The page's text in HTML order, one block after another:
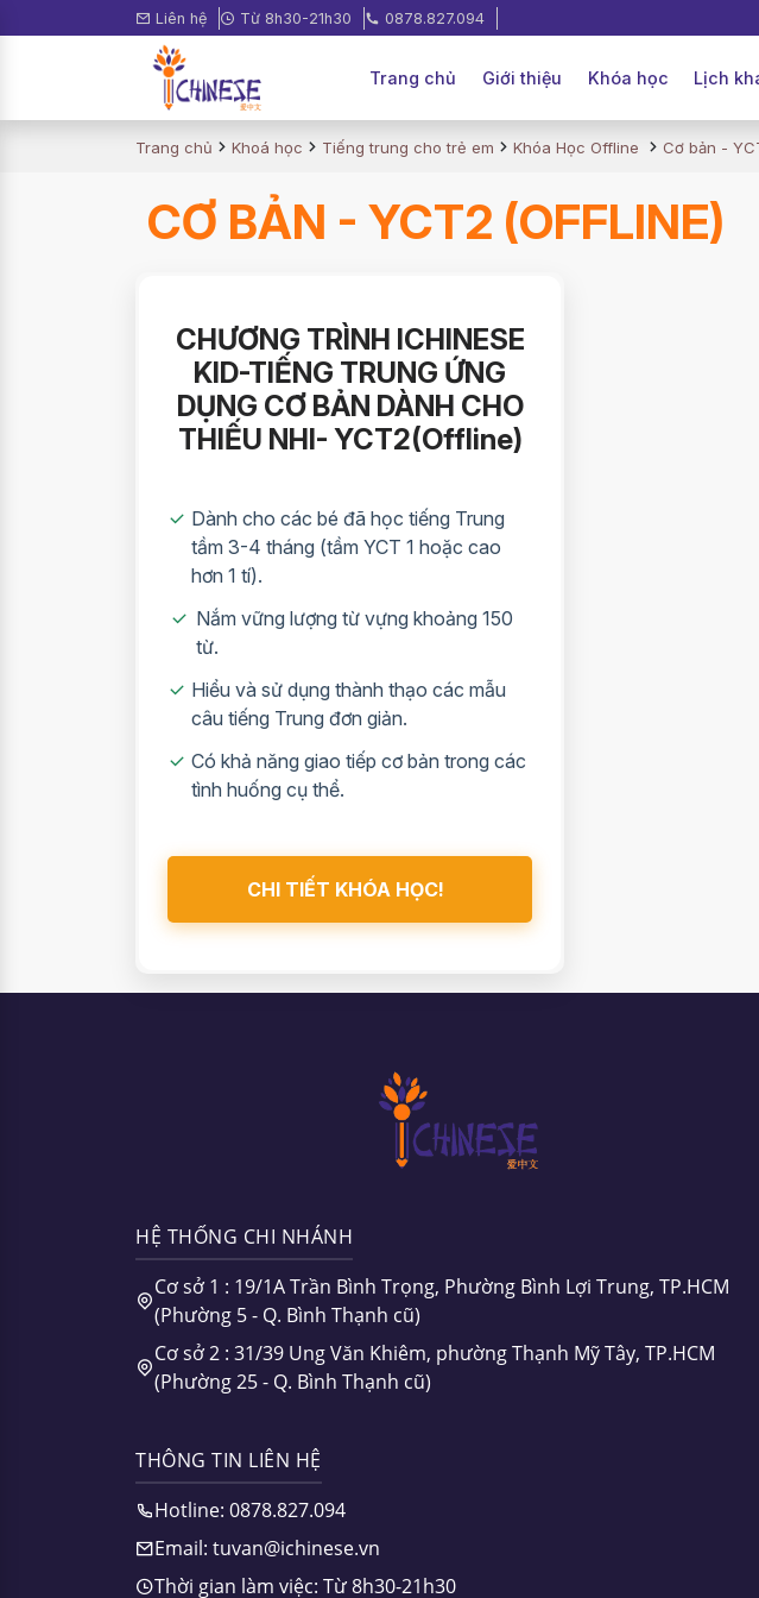
Liên hệ Từ 8h30-21h30 0878.827.094
Trang chủ Giới thiệu Khóa học Lịch
Trang chủ Khoá học Tiếng trung cho trẻ em Khóa Học Offline‎ ‎ Cơ bản -
CƠ BẢN - YCT2 (OFFLINE)
CHƯƠNG TRÌNH ICHINESE
KID-TIẾNG TRUNG ỨNG
DỤNG CƠ BẢN DÀNH CHO
THIẾU NHI- YCT2(Offline)
Dành cho các bé đã học tiếng Trung
tầm 3-4 tháng (tầm YCT 1 hoặc cao
hơn 1 tí).
Nắm vững lượng từ vựng khoảng 150
từ.
Hiểu và sử dụng thành thạo các mẫu
câu tiếng Trung đơn giản.
Có khả năng giao tiếp cơ bản trong các
tình huống cụ thể.
CHI TIẾT KHÓA HỌC!
HỆ THỐNG CHI NHÁNH
Cơ sở 1 : 19/1A Trần Bình Trọng, Phường Bình Lợi Trung, TP.HCM
(Phường 5 - Q. Bình Thạnh cũ)
Cơ sở 2 : 31/39 Ung Văn Khiêm, phường Thạnh Mỹ Tây, TP.HCM
(Phường 25 - Q. Bình Thạnh cũ)
THÔNG TIN LIÊN HỆ
Hotline: 0878.827.094
Email: tuvan@ichinese.vn
Thời gian làm việc: Từ 8h30-21h30